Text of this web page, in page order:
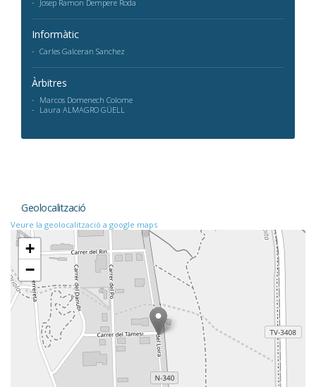
Josep Ramon Dempere Roda
Informàtic
Carles Galceran Sanchez
Àrbitres
Marcos Domenech Colome
Laura ALMAGRO GÜELL
Geolocalització
Veure la geolocalització a google maps
+
−